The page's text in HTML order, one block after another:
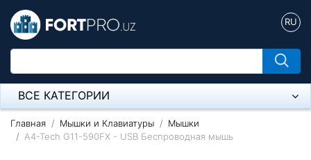
RU
ВСЕ КАТЕГОРИИ
Микрофон
Главная Мышки и Клавиатуры
Мышки
A4-Tech G11-590FX - USB Беспроводная мышь